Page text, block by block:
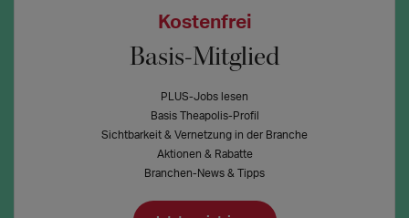
Kostenfrei
Basis-Mitglied
PLUS-Jobs lesen
Basis Theapolis-Profil
Sichtbarkeit & Vernetzung in der Branche
Aktionen & Rabatte
Branchen-News & Tipps